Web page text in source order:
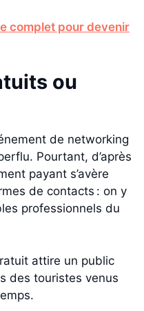
complet pour devenir
ou
de networking
Pourtant, d’après
payant s’avère
de contacts : on y
professionnels du
attire un public
des touristes venus